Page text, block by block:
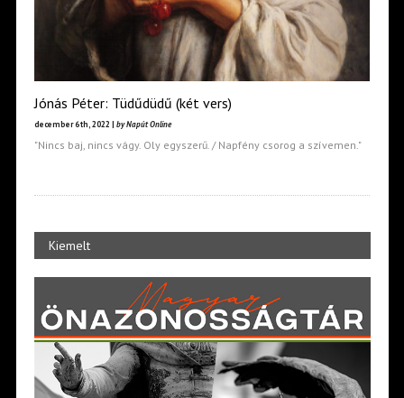
Jónás Péter: Tüdűdüdű (két vers)
december 6th, 2022 | by Napút Online
"Nincs baj, nincs vágy. Oly egyszerű. / Napfény csorog a szívemen."
Kiemelt